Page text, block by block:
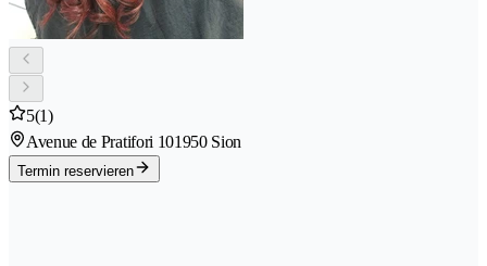
5(1)
Avenue de Pratifori 101950 Sion
Termin reservieren